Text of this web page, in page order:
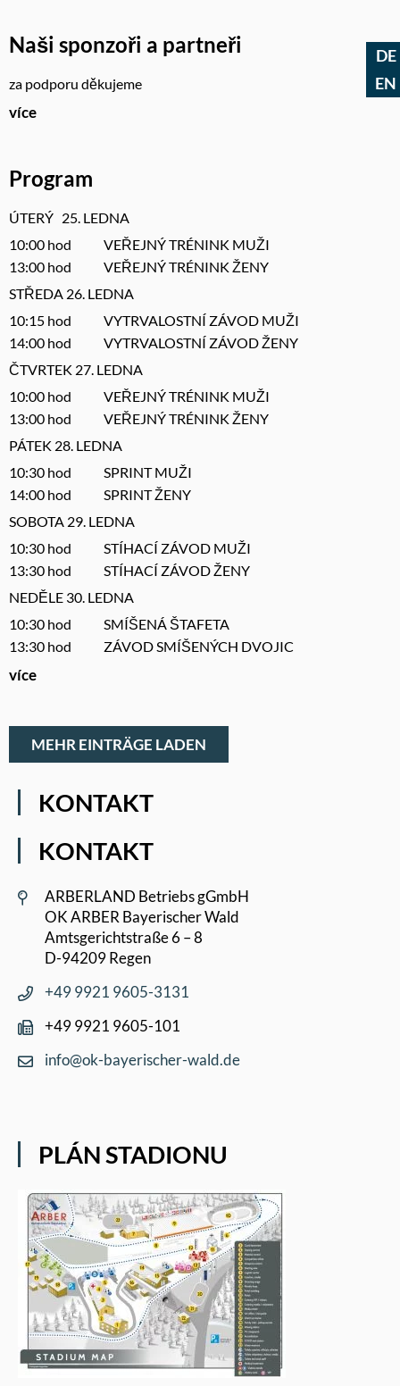
DE
EN
Naši sponzoři a partneři
za podporu děkujeme
více
Program
ÚTERÝ 25. LEDNA
10:00 hod VEŘEJNÝ TRÉNINK MUŽI
13:00 hod VEŘEJNÝ TRÉNINK ŽENY
STŘEDA 26. LEDNA
10:15 hod VYTRVALOSTNÍ ZÁVOD MUŽI
14:00 hod VYTRVALOSTNÍ ZÁVOD ŽENY
ČTVRTEK 27. LEDNA
10:00 hod VEŘEJNÝ TRÉNINK MUŽI
13:00 hod VEŘEJNÝ TRÉNINK ŽENY
PÁTEK 28. LEDNA
10:30 hod SPRINT MUŽI
14:00 hod SPRINT ŽENY
SOBOTA 29. LEDNA
10:30 hod STÍHACÍ ZÁVOD MUŽI
13:30 hod STÍHACÍ ZÁVOD ŽENY
NEDĚLE 30. LEDNA
10:30 hod SMÍŠENÁ ŠTAFETA
13:30 hod ZÁVOD SMÍŠENÝCH DVOJIC
více
MEHR EINTRÄGE LADEN
KONTAKT
KONTAKT
ARBERLAND Betriebs gGmbH
OK ARBER Bayerischer Wald
Amtsgerichtstraße 6 – 8
D-94209 Regen
+49 9921 9605-3131
+49 9921 9605-101
info@ok-bayerischer-wald.de
PLÁN STADIONU